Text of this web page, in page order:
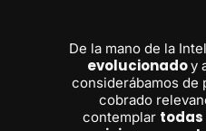
De la mano de la
evolucionadoy
considerábamos de
cobrado
contemplar